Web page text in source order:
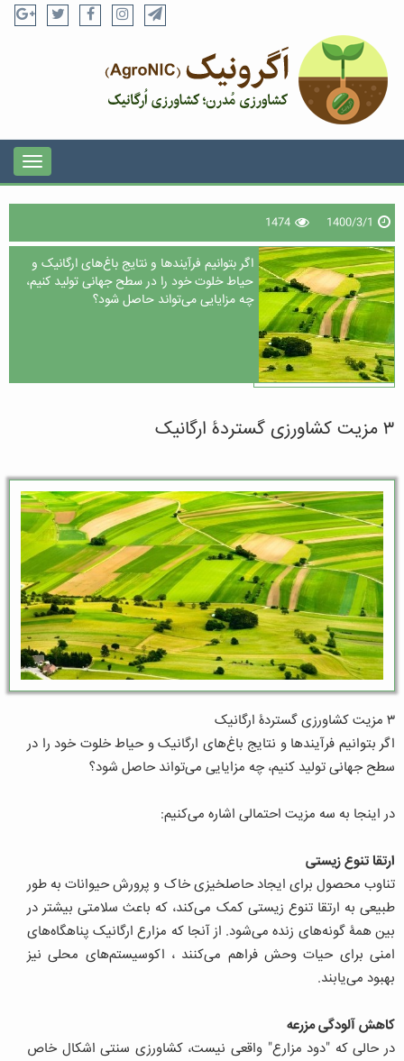
1400/3/1
1474
اگر بتوانیم فرآیندها و نتایج باغ‌های ارگانیک و
حیاط خلوت خود را در سطح جهانی تولید کنیم،
چه مزایایی می‌تواند حاصل شود؟
۳ مزیت کشاورزی گستردۀ ارگانیک
۳ مزیت کشاورزی گستردۀ ارگانیک
اگر بتوانیم فرآیندها و نتایج باغ‌های ارگانیک و حیاط خلوت خود را در
سطح جهانی تولید کنیم، چه مزایایی می‌تواند حاصل شود؟
در اینجا به سه مزیت احتمالی اشاره می‌کنیم:
ارتقا تنوع زیستی
تناوب محصول برای ایجاد حاصلخیزی خاک و پرورش حیوانات به طور
طبیعی به ارتقا تنوع زیستی کمک می‌کند، که باعث سلامتی بیشتر در
بین همۀ گونه‌های زنده می‌شود. از آنجا که مزارع ارگانیک پناهگاه‌های
امنی برای حیات وحش فراهم می‌کنند ، اکوسیستم‌های محلی نیز
بهبود می‌یابند.
کاهش آلودگی مزرعه
در حالی که "دود مزارع" واقعی نیست، کشاورزی سنتی اشکال خاص